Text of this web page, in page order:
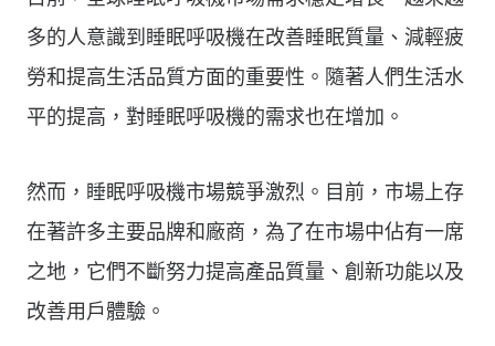
多的人意識到睡眠呼吸機在改善睡眠質量、減輕疲
勞和提高生活品質方面的重要性。隨著人們生活水
平的提高，對睡眠呼吸機的需求也在增加。
然而，睡眠呼吸機市場競爭激烈。目前，市場上存
在著許多主要品牌和廠商，為了在市場中佔有一席
之地，它們不斷努力提高產品質量、創新功能以及
改善用戶體驗。